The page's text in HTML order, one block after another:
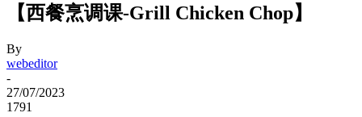
【西餐烹调课-Grill Chicken Chop】
By
webeditor
-
27/07/2023
1791